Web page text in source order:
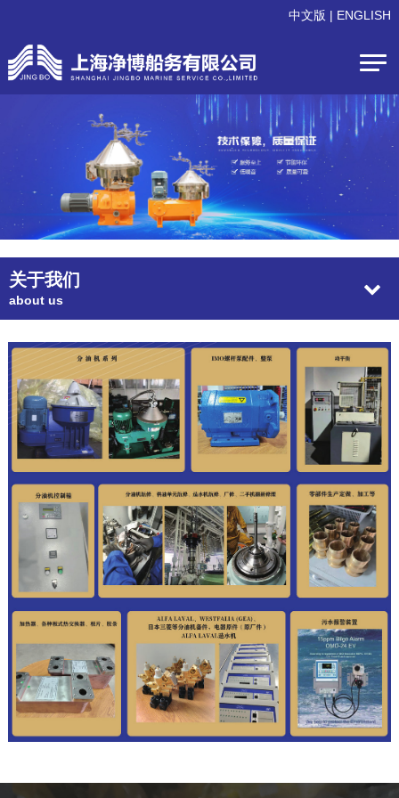
中文版 | ENGLISH
关于我们
about us